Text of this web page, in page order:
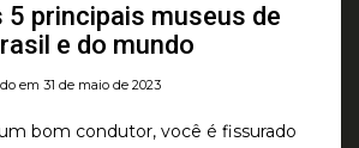
5 principais museus de
e do mundo
em 31 de maio de 2023
bom condutor, você é fissurado